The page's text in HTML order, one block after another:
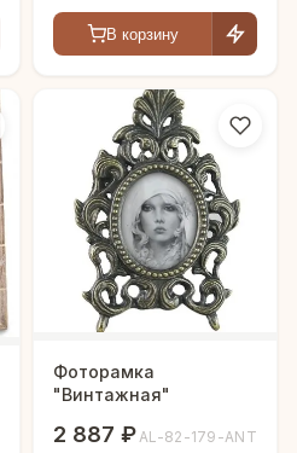
В корзину
Фоторамка
"Винтажная"
2 887 ₽AL-82-179-ANT